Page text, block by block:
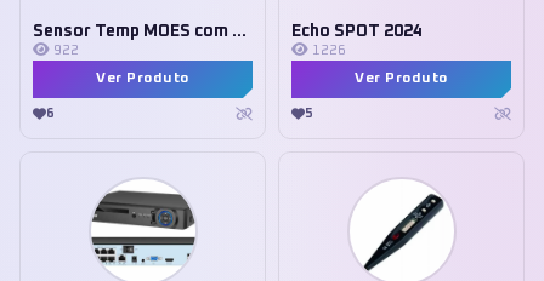
Sensor Temp MOES com Alexa
922
Ver Produto
6
Echo SPOT 2024
1226
Ver Produto
5